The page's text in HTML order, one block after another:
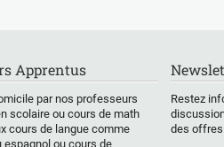
Apprentus
par nos professeurs
scolaire ou cours de math
cours de langue comme
espagnol ou cours de
Restez
des